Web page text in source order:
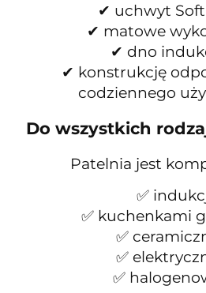
✔ uchwyt
✔ matowe
✔ dno
✔ konstrukcję
codziennego
Do wszystkich
Patelnia jest
✅
✅ kuchenkami
✅
✅
✅